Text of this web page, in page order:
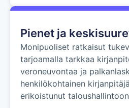
Pienet ja
Monipuoliset ratkaisut
tarjoamalla tarkkaa
veroneuvontaa ja
henkilökohtainen
erikoistunut